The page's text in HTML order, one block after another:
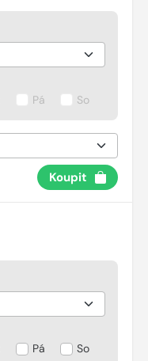
Pá So
Koupit
Pá So